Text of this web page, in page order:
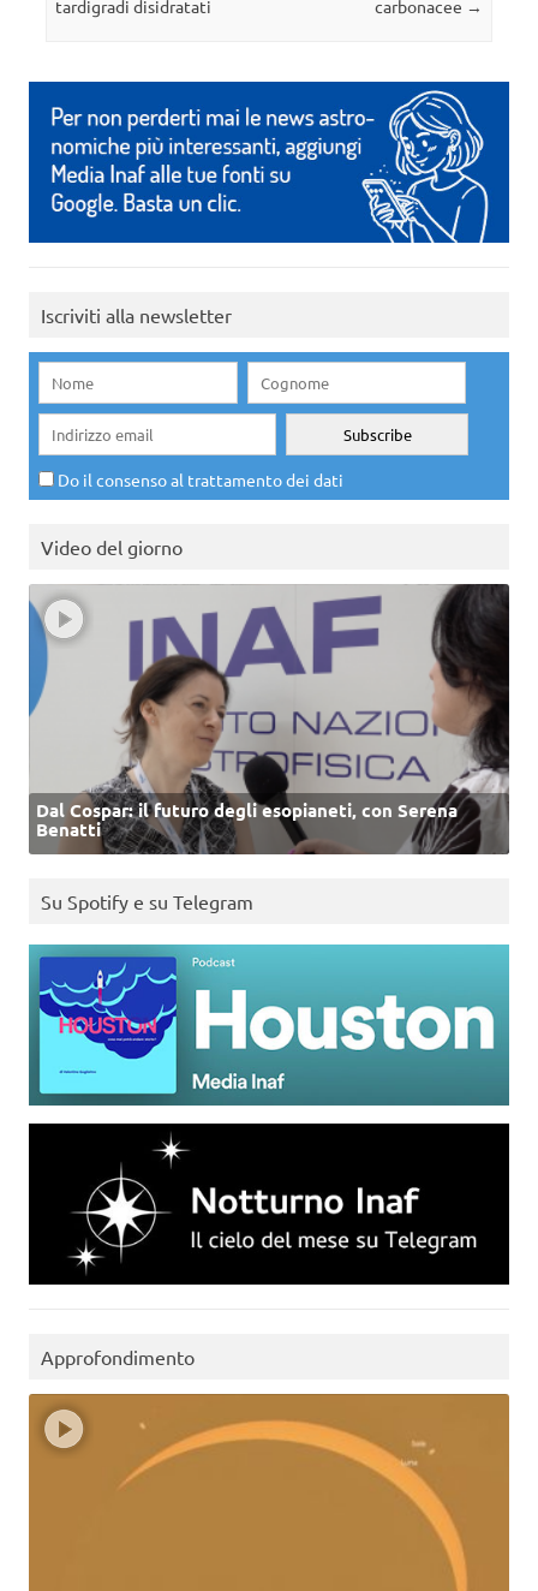
tardigradi disidratati carbonacee →
Iscriviti alla newsletter
Do il consenso al trattamento dei dati
Video del giorno
Dal Cospar: il futuro degli esopianeti, con Serena
Benatti
Su Spotify e su Telegram
Approfondimento